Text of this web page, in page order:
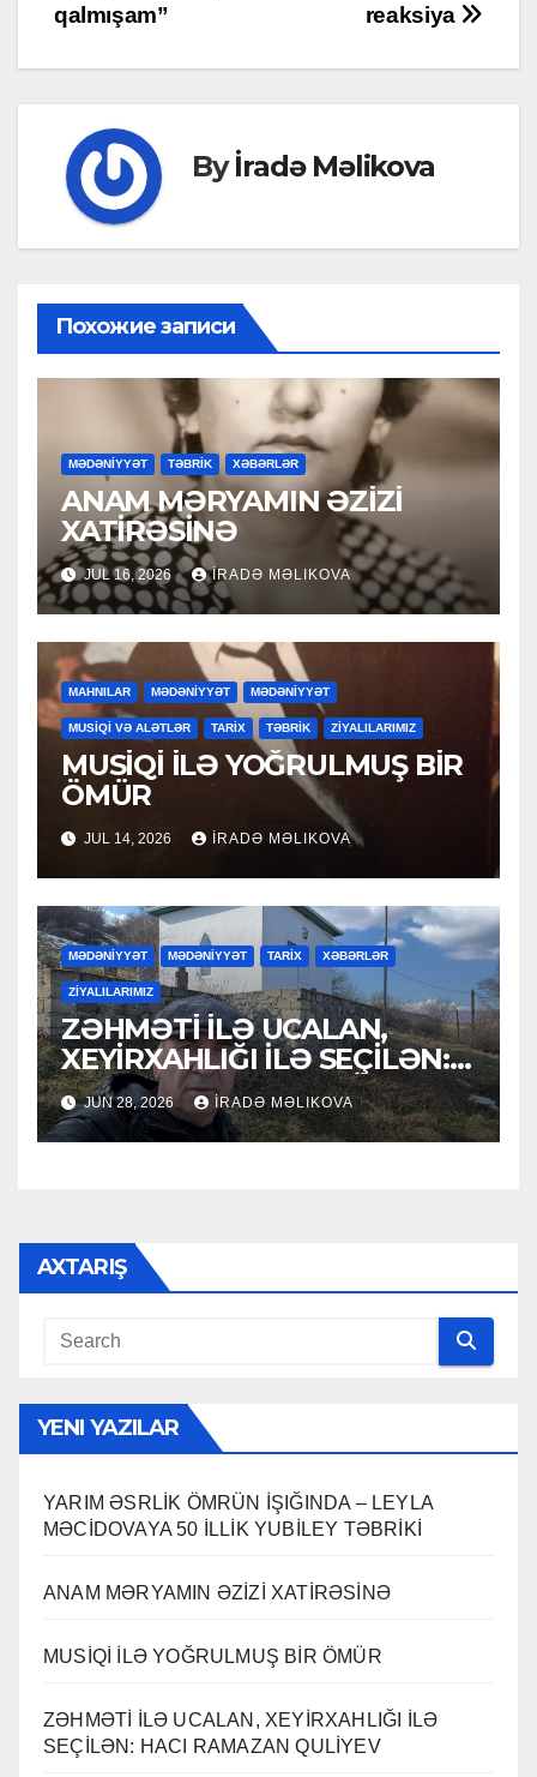
reaksiya
qalmışam”
Byİradə Məlikova
Похожие записи
MƏDƏNİYYƏT TƏBRİK XƏBƏRLƏR
ANAM MƏRYAMIN ƏZİZİ
XATİRƏSİNƏ
JUL 16, 2026 İRADƏ MƏLIKOVA
MAHNILAR MƏDƏNİYYƏT MƏDƏNİYYƏT
MUSİQİ VƏ ALƏTLƏR TARİX TƏBRİK ZİYALILARIMIZ
MUSİQİ İLƏ YOĞRULMUŞ BİR
ÖMÜR
JUL 14, 2026 İRADƏ MƏLIKOVA
MƏDƏNİYYƏT MƏDƏNİYYƏT TARİX XƏBƏRLƏR
ZİYALILARIMIZ
ZƏHMƏTİ İLƏ UCALAN,
XEYİRXAHLIĞI İLƏ SEÇİLƏN:
HACI RAMAZAN QULİYEV
JUN 28, 2026 İRADƏ MƏLIKOVA
AXTARIŞ
YENI YAZILAR
YARIM ƏSRLİK ÖMRÜN İŞIĞINDA – LEYLA
MƏCİDOVAYA 50 İLLİK YUBİLEY TƏBRİKİ
ANAM MƏRYAMIN ƏZİZİ XATİRƏSİNƏ
MUSİQİ İLƏ YOĞRULMUŞ BİR ÖMÜR
ZƏHMƏTİ İLƏ UCALAN, XEYİRXAHLIĞI İLƏ
SEÇİLƏN: HACI RAMAZAN QULİYEV